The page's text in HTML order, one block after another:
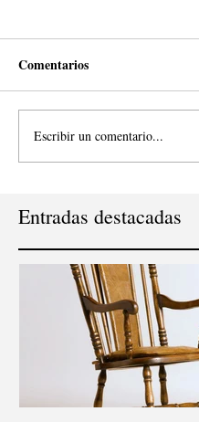
Comentarios
Escribir un comentario...
Entradas destacadas